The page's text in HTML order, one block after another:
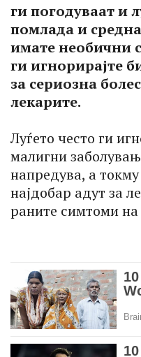
ги погодуваат и
помлада и
имате необични
ги игнорирајте
за сериозна
лекарите.
Луѓето често ги
малигни
напредува, а
најдобар адут за
раните симтоми на